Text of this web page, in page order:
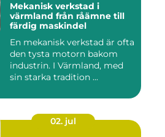
Mekanisk verkstad i
värmland från råämne till
färdig maskindel
En mekanisk verkstad är ofta
den tysta motorn bakom
industrin. I Värmland, med
sin starka tradition ...
02. jul